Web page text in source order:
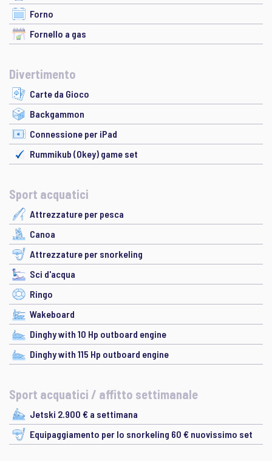
Forno
Fornello a gas
Divertimento
Carte da Gioco
Backgammon
Connessione per iPad
Rummikub (Okey) game set
Sport acquatici
Attrezzature per pesca
Canoa
Attrezzature per snorkeling
Sci d'acqua
Ringo
Wakeboard
Dinghy with 10 Hp outboard engine
Dinghy with 115 Hp outboard engine
Sport acquatici / affitto settimanale
Jetski 2.900 € a settimana
Equipaggiamento per lo snorkeling 60 € nuovissimo set